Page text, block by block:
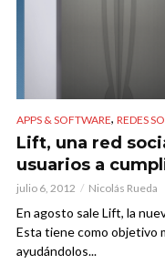
APPS & SOFTWARE, REDES
Lift, una red
usuarios a
julio 6, 2012 Nicolás Rueda
En agosto sale Lift, la
Esta tiene como objetivo
ayudándolos...